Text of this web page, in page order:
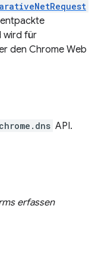
wird für
den Chrome Web
chrome.dns API.
erfassen